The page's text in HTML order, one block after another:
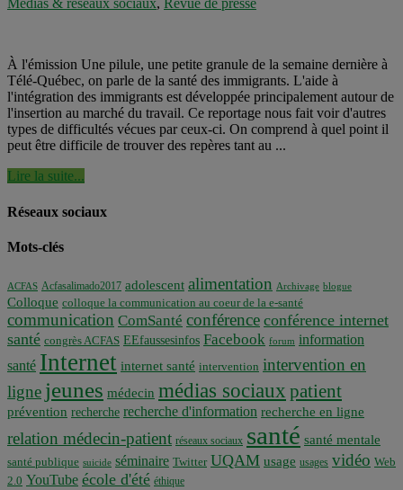
Médias & réseaux sociaux, Revue de presse
À l'émission Une pilule, une petite granule de la semaine dernière à
Télé-Québec, on parle de la santé des immigrants. L'aide à
l'intégration des immigrants est développée principalement autour de
l'insertion au marché du travail. Ce reportage nous fait voir d'autres
types de difficultés vécues par ceux-ci. On comprend à quel point il
peut être difficile de trouver des repères tant au ...
Lire la suite...
Réseaux sociaux
Mots-clés
ACFAS Acfasalimado2017 adolescent alimentation Archivage blogue
Colloque colloque la communication au coeur de la e-santé
communication ComSanté conférence conférence internet
santé congrès ACFAS EEfaussesinfos Facebook forum information
santé Internet internet santé intervention intervention en
ligne jeunes médecin médias sociaux patient
prévention recherche recherche d'information recherche en ligne
relation médecin-patient réseaux sociaux santé santé mentale
santé publique suicide séminaire Twitter UQAM usage usages vidéo Web
2.0 YouTube école d'été éthique